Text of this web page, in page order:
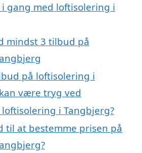
gang med loftisolering i
mindst 3 tilbud på
på loftisolering i
være tryg ved
i Tangbjerg?
til at bestemme prisen på